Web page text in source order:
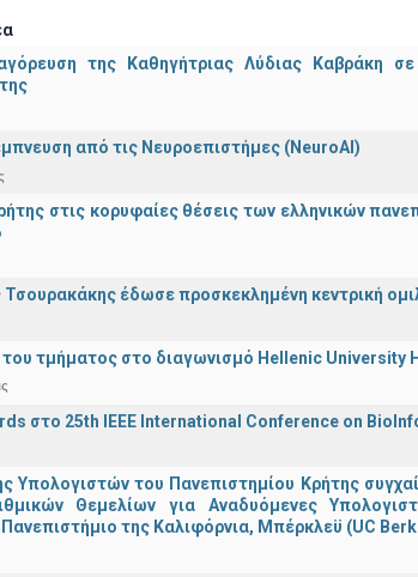
της Καθηγήτριας Λύδιας Καβράκη
από τις Νευροεπιστήμες (NeuroAI)
στις κορυφαίες θέσεις των ελληνικών
έδωσε προσκεκλημένη κεντρική
τμήματος στο διαγωνισμό Hellenic University
στο 25th IEEE International Conference on
Υπολογιστών του Πανεπιστημίου Κρήτης
Θεμελίων για Αναδυόμενες
της Καλιφόρνια, Μπέρκλεϋ (UC